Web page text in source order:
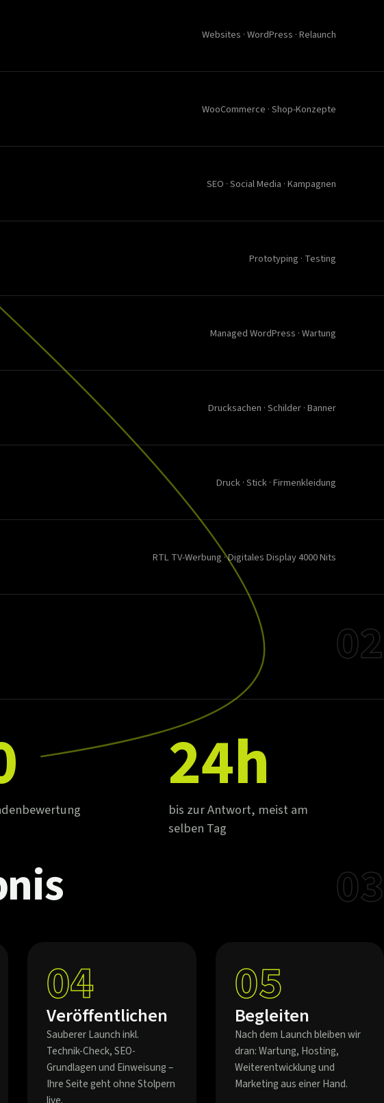
Websites · WordPress · Relaunch
WooCommerce · Shop-Konzepte
SEO · Social Media · Kampagnen
Prototyping · Testing
Managed WordPress · Wartung
Drucksachen · Schilder · Banner
Druck · Stick · Firmenkleidung
RTL TV-Werbung · Digitales Display 4000 Nits
02
24h
bis zur Antwort, meist am
selben Tag
03
04
Veröffentlichen
Sauberer Launch inkl.
Technik-Check, SEO-
Grundlagen und Einweisung –
Ihre Seite geht ohne Stolpern
05
Begleiten
Nach dem Launch bleiben wir
dran: Wartung, Hosting,
Weiterentwicklung und
Marketing aus einer Hand.